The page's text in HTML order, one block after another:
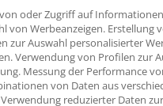
des kostenlosen
Analysen, Hintergründe
Interviews und
auf allemedizinischen
oder Zugriff auf
von Werbeanzeigen.
zur Auswahl personalisierter
Verwendung von Profilen zur
Messung der Performance
von Daten aus
reduzierter Daten